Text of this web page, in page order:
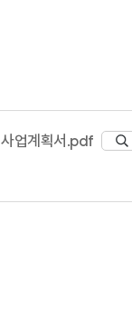
업계획서.pdf